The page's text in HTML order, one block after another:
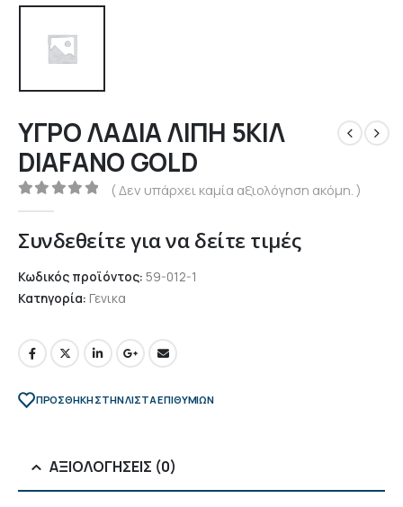
ΥΓΡΟ ΛΑΔΙΑ ΛΙΠΗ 5ΚΙΛ
DIAFANO GOLD
0out of 5
( Δεν υπάρχει καμία αξιολόγηση ακόμη. )
Συνδεθείτε για να δείτε τιμές
Κωδικός προϊόντος: 59-012-1
Κατηγορία: Γενικα
ΠΡΌΣΘΉΚΗ ΣΤΗΝ ΛΊΣΤΑ ΕΠΙΘΥΜΙΏΝ
ΑΞΙΟΛΟΓΉΣΕΙΣ (0)